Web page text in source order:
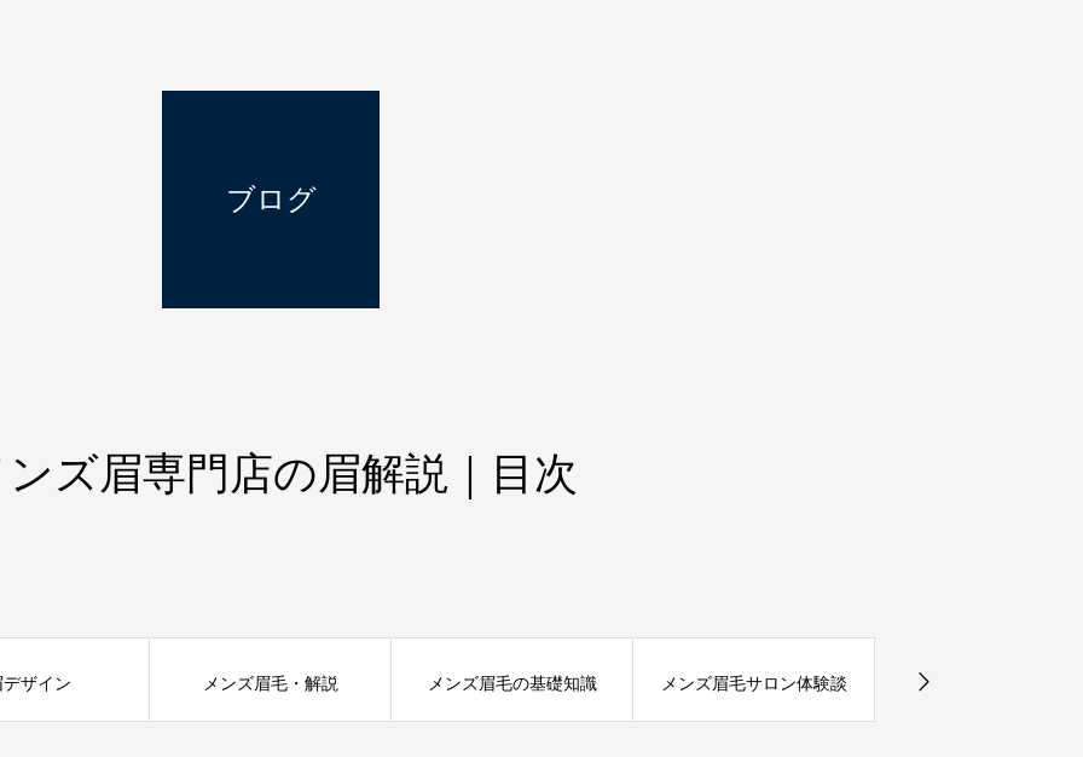
ブログ
ンズ眉専門店の眉解説｜目次
デザイン メンズ眉毛・解説 メンズ眉毛の基礎知識 メンズ眉毛サロン体験談
メンズ眉毛サロン